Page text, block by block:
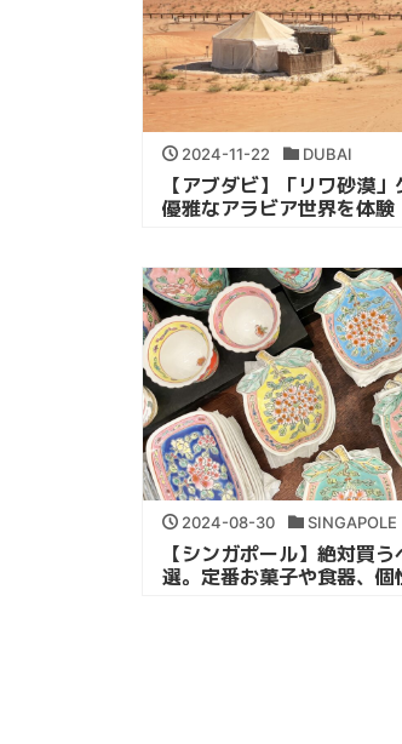
2024-11-22 DUBAI
【アブダビ】「リワ砂漠
優雅なアラビア世界を体験
2024-08-30 SINGAPOLE
【シンガポール】絶対買
選。定番お菓子や食器、個